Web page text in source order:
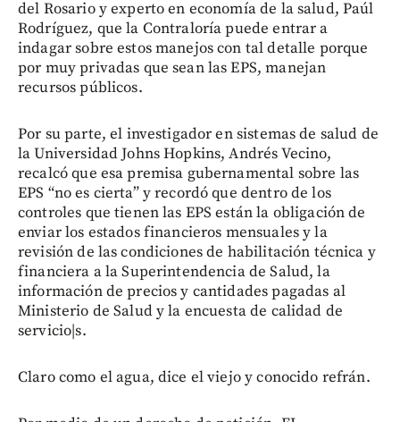
del Rosario y experto en economía de la salud, Paúl
Rodríguez, que la Contraloría puede entrar a
indagar sobre estos manejos con tal detalle porque
por muy privadas que sean las EPS, manejan
recursos públicos.
Por su parte, el investigador en sistemas de salud de
la Universidad Johns Hopkins, Andrés Vecino,
recalcó que esa premisa gubernamental sobre las
EPS “no es cierta” y recordó que dentro de los
controles que tienen las EPS están la obligación de
enviar los estados financieros mensuales y la
revisión de las condiciones de habilitación técnica y
financiera a la Superintendencia de Salud, la
información de precios y cantidades pagadas al
Ministerio de Salud y la encuesta de calidad de
servicio|s.
Claro como el agua, dice el viejo y conocido refrán.